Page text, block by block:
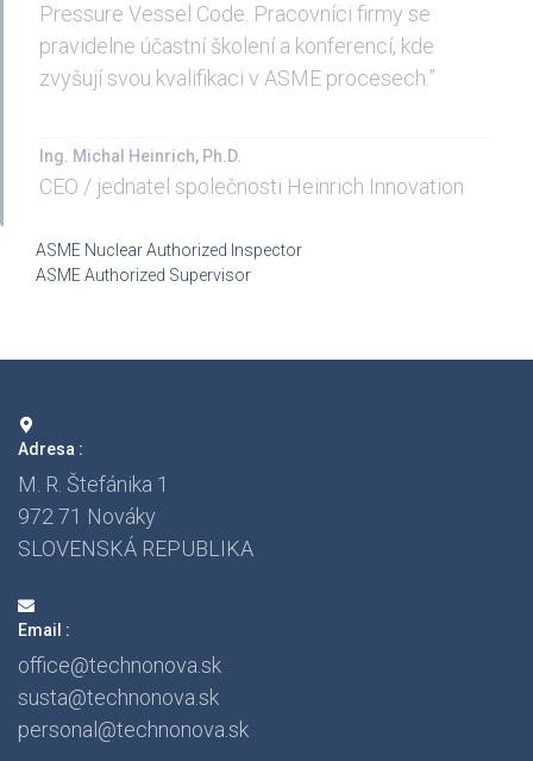
Pressure Vessel Code. Pracovníci firmy se
pravidelne účastní školení a konferencí, kde
zvyšují svou kvalifikaci v ASME procesech.”
Ing. Michal Heinrich, Ph.D.
CEO / jednatel společnosti Heinrich Innovation
ASME Nuclear Authorized Inspector
ASME Authorized Supervisor
Adresa :
M. R. Štefánika 1
972 71 Nováky
SLOVENSKÁ REPUBLIKA
Email :
office@technonova.sk
susta@technonova.sk
personal@technonova.sk